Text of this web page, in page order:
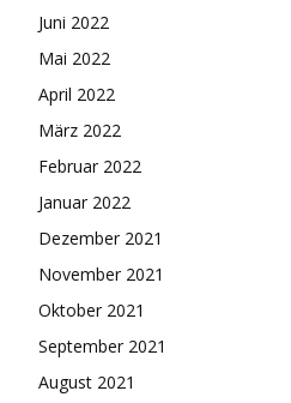
Juni 2022
Mai 2022
April 2022
März 2022
Februar 2022
Januar 2022
Dezember 2021
November 2021
Oktober 2021
September 2021
August 2021